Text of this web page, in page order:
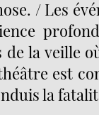
/ Les
de la veille
est
la